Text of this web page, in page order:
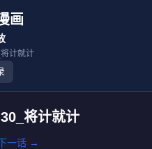
画
计就计
将计就计
一话 →